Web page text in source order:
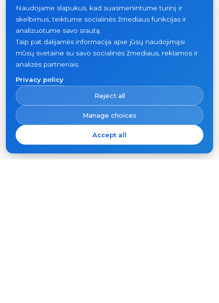
Naudojame slapukus, kad suasmenintume turinį ir
skelbimus, teiktume socialinės žmediaus funkcijas ir
analizuotume savo srautą.
Taip pat dalijamės informacija apie jūsų naudojimąsi
mūsų svetaine su savo socialinės žmediaus, reklamos ir
analizės partneriais.
Privacy policy
Reject all
Manage choices
Accept all